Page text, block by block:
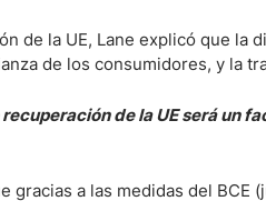
de la UE, Lane explicó que la
de los consumidores, y la
de la UE será un
gracias a las medidas del